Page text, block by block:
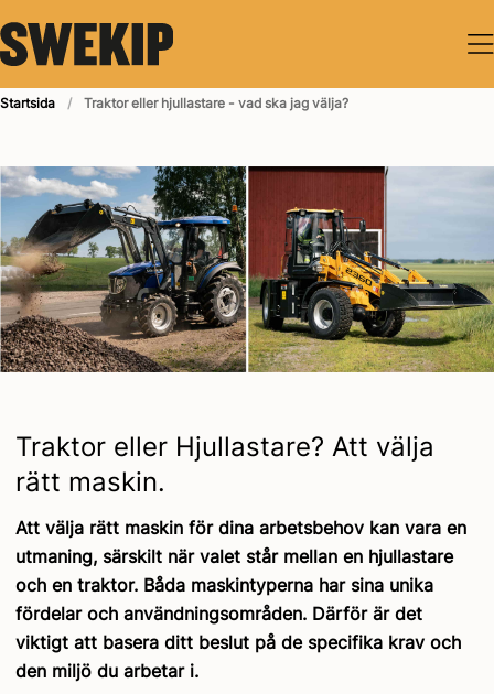
Startsida Traktor eller hjullastare - vad ska jag välja?
Traktor eller Hjullastare? Att välja
rätt maskin.
Att välja rätt maskin för dina arbetsbehov kan vara en
utmaning, särskilt när valet står mellan en hjullastare
och en traktor. Båda maskintyperna har sina unika
fördelar och användningsområden. Därför är det
viktigt att basera ditt beslut på de specifika krav och
den miljö du arbetar i.